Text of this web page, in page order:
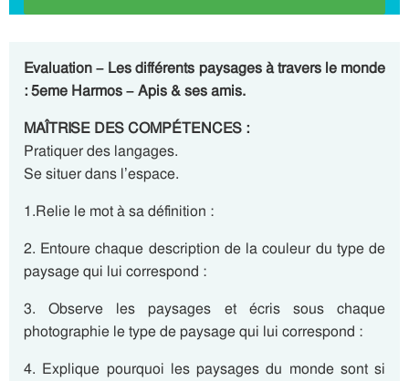
Evaluation – Les différents paysages à travers le monde
: 5eme Harmos – Apis & ses amis.
MAÎTRISE DES COMPÉTENCES :
Pratiquer des langages.
Se situer dans l’espace.
1.Relie le mot à sa définition :
2. Entoure chaque description de la couleur du type de
paysage qui lui correspond :
3. Observe les paysages et écris sous chaque
photographie le type de paysage qui lui correspond :
4. Explique pourquoi les paysages du monde sont si